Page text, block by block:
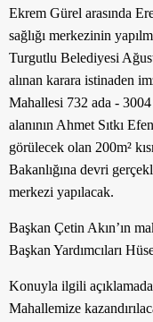
Ekrem Gürel arasında
sağlığı merkezinin
Turgutlu Belediyesi
alınan karara istinaden
Mahallesi 732 ada - 3004
alanının Ahmet Sıtkı
görülecek olan 200m²
Bakanlığına devri
merkezi yapılacak.
Başkan Çetin Akın’ın
Başkan Yardımcıları
Konuyla ilgili
Mahallemize